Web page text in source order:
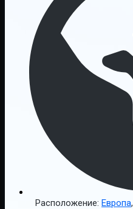
Расположение: Европа,